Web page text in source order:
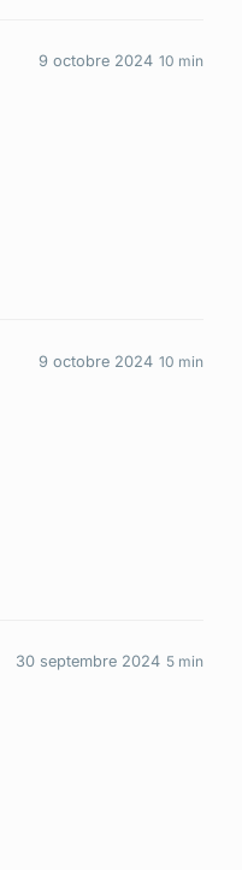
9 octobre 2024 10 min
9 octobre 2024 10 min
30 septembre 2024 5 min